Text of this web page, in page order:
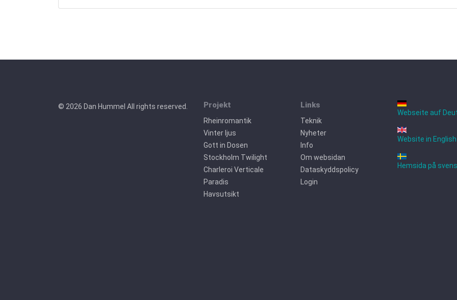
© 2026 Dan Hummel All rights reserved. Projekt
Rheinromantik
Vinter ljus
Gott in Dosen
Stockholm Twilight
Charleroi Verticale
Paradis
Havsutsikt
Links
Teknik
Nyheter
Info
Om websidan
Dataskyddspolicy
Login
Webseite auf
Website in English
Hemsida på